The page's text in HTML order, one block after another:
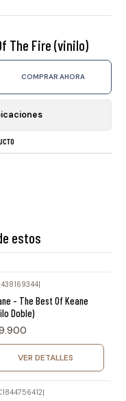
The Fire (vinilo)
COMPRAR AHORA
estos
|
- The Best Of Keane
Doble)
VER DETALLES